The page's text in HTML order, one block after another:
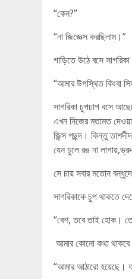
“কেন?”
“না জিজ্ঞেস করছিলাম।”
গাড়িতে উঠে বসে
“আমার উপস্থিত কিংবা
সাগরিকা চুপচাপ বসে
এখন নিজের মতামত
জিন্স পছন্দ। কিন্তু
যেন চুলে রঙ না
সে চায় সবার মতোন
সাগরিকাকে চুপ থাকতে
“বেশ, তবে তাই হোক।
আমার কোনো কথা থাকবে
“আমার আঠারো হয়েছে।